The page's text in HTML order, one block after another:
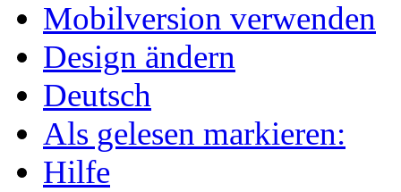
Mobilversion verwenden
Design ändern
Deutsch
Als gelesen markieren:
Hilfe